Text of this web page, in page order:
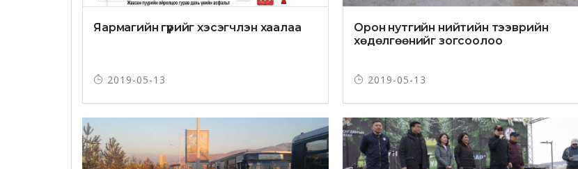
Яармагийн гүүрийг хэсэгчлэн хаалаа
2019-05-13
Орон нутгийн нийтийн тээврийн
хөдөлгөөнийг зогсоолоо
2019-05-13